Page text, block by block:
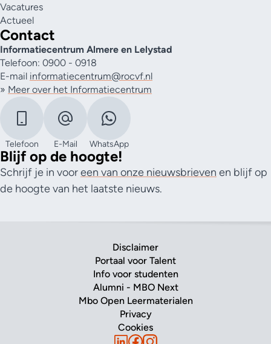
Vacatures
Actueel
Contact
Informatiecentrum Almere en Lelystad
Telefoon: 0900 - 0918
E-mail informatiecentrum@rocvf.nl
» Meer over het Informatiecentrum
Telefoon E-Mail WhatsApp
Blijf op de hoogte!
Schrijf je in vooreen van onze nieuwsbrieven en blijf op
de hoogte van het laatste nieuws.
Disclaimer
Portaal voor Talent
Info voor studenten
Alumni - MBO Next
Mbo Open Leermaterialen
Privacy
Cookies